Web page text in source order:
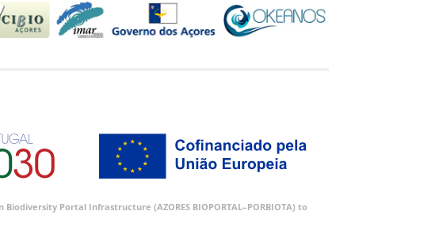
Portal Infrastructure (AZORES BIOPORTAL–PORBIOTA) to